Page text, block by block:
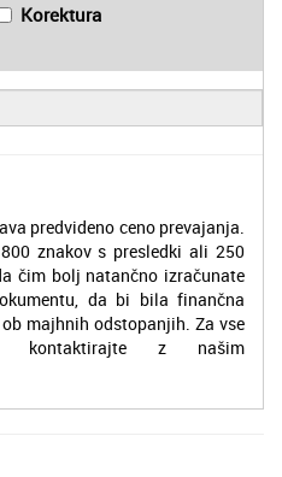
Korektura
predvideno ceno prevajanja.
znakov s presledki ali 250
čim bolj natančno izračunate
da bi bila finančna
majhnih odstopanjih. Za vse
kontaktirajte z našim